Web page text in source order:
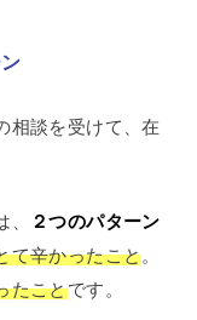
相談を受けて、在
２つのパターン
て辛かったこと。
たことです。